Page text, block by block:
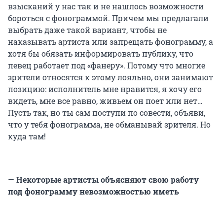
взысканий у нас так и не нашлось возможности
бороться с фонограммой. Причем мы предлагали
выбрать даже такой вариант, чтобы не
наказывать артиста или запрещать фонограмму, а
хотя бы обязать информировать публику, что
певец работает под «фанеру». Потому что многие
зрители относятся к этому лояльно, они занимают
позицию: исполнитель мне нравится, я хочу его
видеть, мне все равно, живьем он поет или нет…
Пусть так, но ты сам поступи по совести, объяви,
что у тебя фонограмма, не обманывай зрителя. Но
куда там!
— Некоторые артисты объясняют свою работу
под фонограмму невозможностью иметь